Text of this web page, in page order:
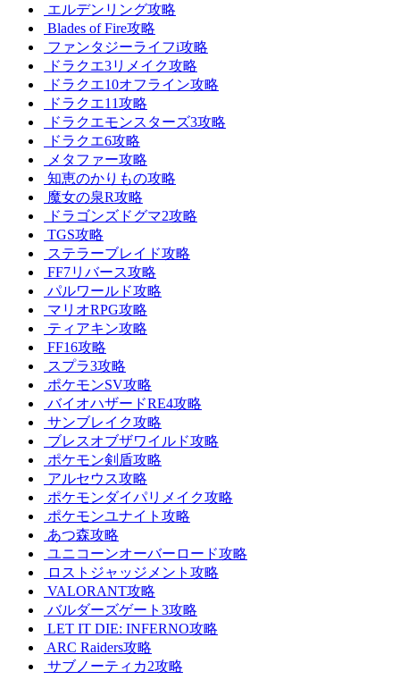
エルデンリング攻略
Blades of Fire攻略
ファンタジーライフi攻略
ドラクエ3リメイク攻略
ドラクエ10オフライン攻略
ドラクエ11攻略
ドラクエモンスターズ3攻略
ドラクエ6攻略
メタファー攻略
知恵のかりもの攻略
魔女の泉R攻略
ドラゴンズドグマ2攻略
TGS攻略
ステラーブレイド攻略
FF7リバース攻略
パルワールド攻略
マリオRPG攻略
ティアキン攻略
FF16攻略
スプラ3攻略
ポケモンSV攻略
バイオハザードRE4攻略
サンブレイク攻略
ブレスオブザワイルド攻略
ポケモン剣盾攻略
アルセウス攻略
ポケモンダイパリメイク攻略
ポケモンユナイト攻略
あつ森攻略
ユニコーンオーバーロード攻略
ロストジャッジメント攻略
VALORANT攻略
バルダーズゲート3攻略
LET IT DIE: INFERNO攻略
ARC Raiders攻略
サブノーティカ2攻略